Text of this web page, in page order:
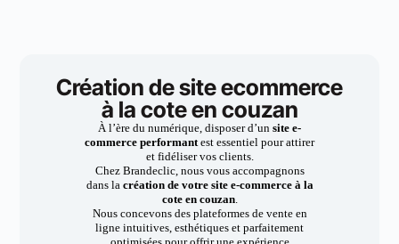
Création de site ecommerce
à la cote en couzan
À l’ère du numérique, disposer d’un site e-
commerce performantest essentiel pour attirer
et fidéliser vos clients.
Chez Brandeclic, nous vous accompagnons
dans la création de votre site e-commerce à la
cote en couzan.
Nous concevons des plateformes de vente en
ligne intuitives, esthétiques et parfaitement